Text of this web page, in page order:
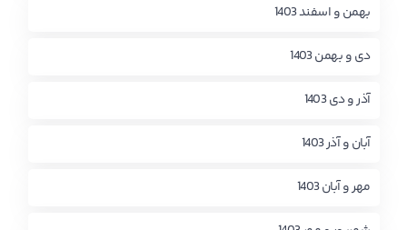
بهمن و اسفند 1403
دی و بهمن 1403
آذر و دی 1403
آبان و آذر 1403
مهر و آبان 1403